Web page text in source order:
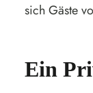
sich Gäste
Ein